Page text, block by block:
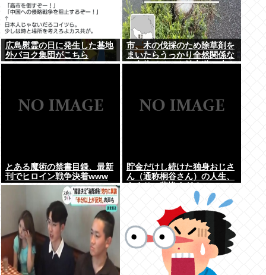
広島慰霊の日に発生した基地
外パヨク集団がこちら
市、木の伐採のため除草剤を
まいたらうっかり全然関係な
い名物イチョウ並木道54本を
とある魔術の禁書目録、最新
刊でヒロイン戦争決着www
貯金だけし続けた独身おじさ
ん（通称桐谷さん）の人生、